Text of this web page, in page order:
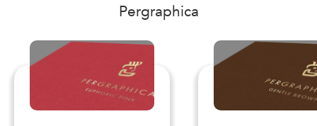
Pergraphica